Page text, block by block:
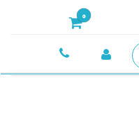
0